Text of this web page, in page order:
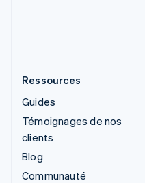
Ressources
Guides
Témoignages de nos
clients
Blog
Communauté